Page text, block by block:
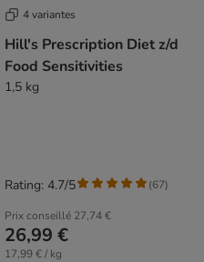
4 variantes
Hill's Prescription Diet z/d
Food Sensitivities
1,5 kg
Prix conseillé 27,74 €
26,99 €
17,99 € / kg
Rating: 4.7/5 (67)